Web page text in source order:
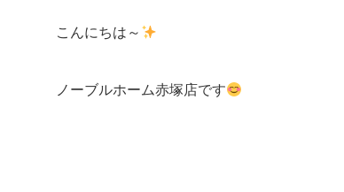
こんにちは～
ノーブルホーム赤塚店です